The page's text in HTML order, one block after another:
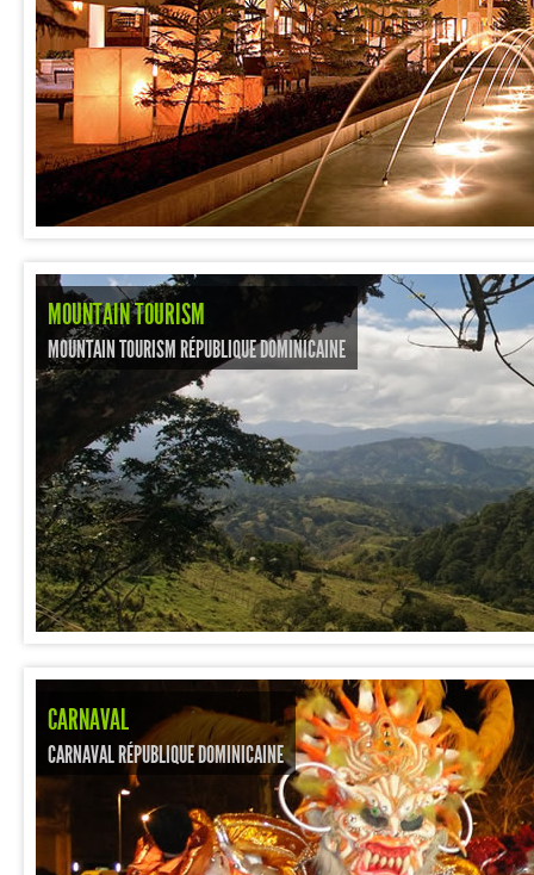
MOUNTAIN TOURISM
MOUNTAIN TOURISM RÉPUBLIQUE DOMINICAINE
CARNAVAL
CARNAVAL RÉPUBLIQUE DOMINICAINE